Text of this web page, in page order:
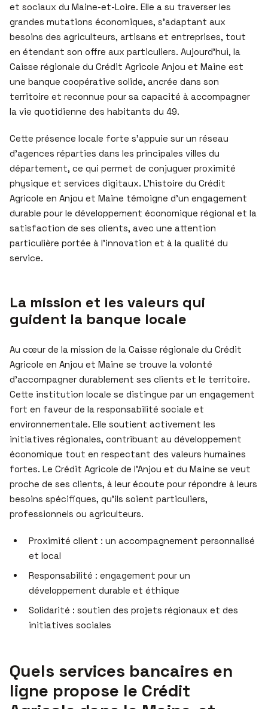
et sociaux du Maine-et-Loire. Elle a su traverser les
grandes mutations économiques, s’adaptant aux
besoins des agriculteurs, artisans et entreprises, tout
en étendant son offre aux particuliers. Aujourd’hui, la
Caisse régionale du Crédit Agricole Anjou et Maine est
une banque coopérative solide, ancrée dans son
territoire et reconnue pour sa capacité à accompagner
la vie quotidienne des habitants du 49.
Cette présence locale forte s’appuie sur un réseau
d’agences réparties dans les principales villes du
département, ce qui permet de conjuguer proximité
physique et services digitaux. L’histoire du Crédit
Agricole en Anjou et Maine témoigne d’un engagement
durable pour le développement économique régional et la
satisfaction de ses clients, avec une attention
particulière portée à l’innovation et à la qualité du
service.
La mission et les valeurs qui
guident la banque locale
Au cœur de la mission de la Caisse régionale du Crédit
Agricole en Anjou et Maine se trouve la volonté
d’accompagner durablement ses clients et le territoire.
Cette institution locale se distingue par un engagement
fort en faveur de la responsabilité sociale et
environnementale. Elle soutient activement les
initiatives régionales, contribuant au développement
économique tout en respectant des valeurs humaines
fortes. Le Crédit Agricole de l’Anjou et du Maine se veut
proche de ses clients, à leur écoute pour répondre à leurs
besoins spécifiques, qu’ils soient particuliers,
professionnels ou agriculteurs.
Proximité client : un accompagnement personnalisé
et local
Responsabilité : engagement pour un
développement durable et éthique
Solidarité : soutien des projets régionaux et des
initiatives sociales
Quels services bancaires en
ligne propose le Crédit